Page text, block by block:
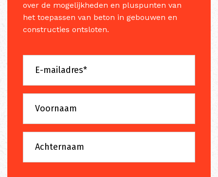
over de mogelijkheden en pluspunten van
het toepassen van beton in gebouwen en
constructies ontsloten.